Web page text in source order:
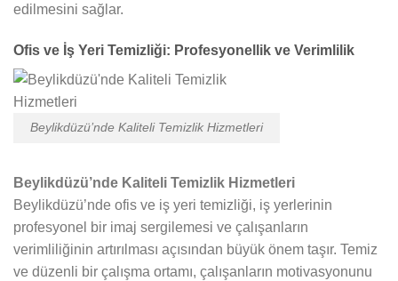
edilmesini sağlar.
Ofis ve İş Yeri Temizliği: Profesyonellik ve Verimlilik
Beylikdüzü’nde Kaliteli Temizlik Hizmetleri
Beylikdüzü’nde Kaliteli Temizlik Hizmetleri
Beylikdüzü’nde ofis ve iş yeri temizliği, iş yerlerinin
profesyonel bir imaj sergilemesi ve çalışanların
verimliliğinin artırılması açısından büyük önem taşır. Temiz
ve düzenli bir çalışma ortamı, çalışanların motivasyonunu